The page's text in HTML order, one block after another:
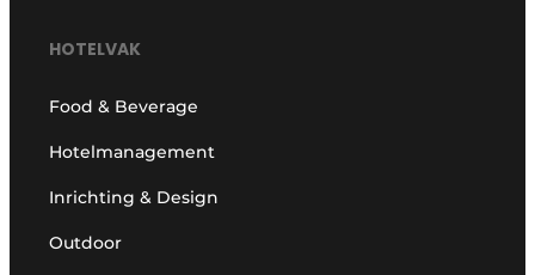
HOTELVAK
Food & Beverage
Hotelmanagement
Inrichting & Design
Outdoor